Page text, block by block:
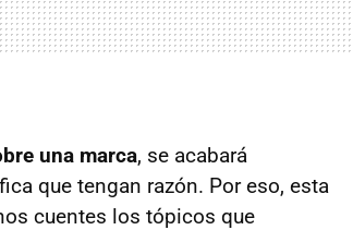
una marca, se acabará
que tengan razón. Por eso, esta
cuentes los tópicos que